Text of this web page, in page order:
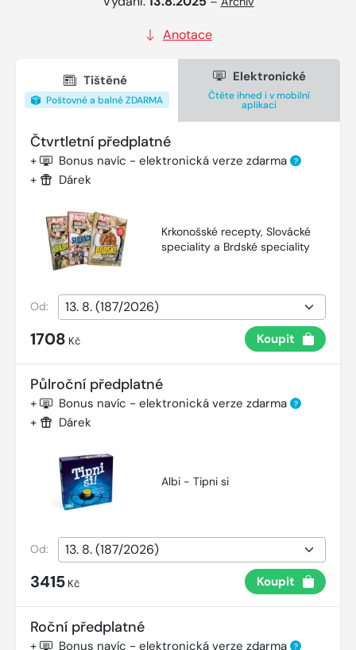
Anotace
Tištěné
Poštovné a balné ZDARMA
Elektronické
Čtěte ihned i v mobilní
aplikaci
Čtvrtletní předplatné
+ Bonus navíc - elektronická verze zdarma ?
+ Dárek
Krkonošské recepty, Slovácké
speciality a Brdské speciality
Od:
1708 Kč Koupit
Půlroční předplatné
+ Bonus navíc - elektronická verze zdarma ?
+ Dárek
Albi - Tipni si
Od:
3415 Kč Koupit
Roční předplatné
+ Bonus navíc - elektronická verze zdarma ?